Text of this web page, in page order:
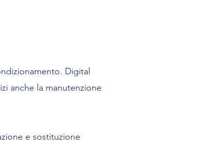
Digital
anche la manutenzione
e sostituzione